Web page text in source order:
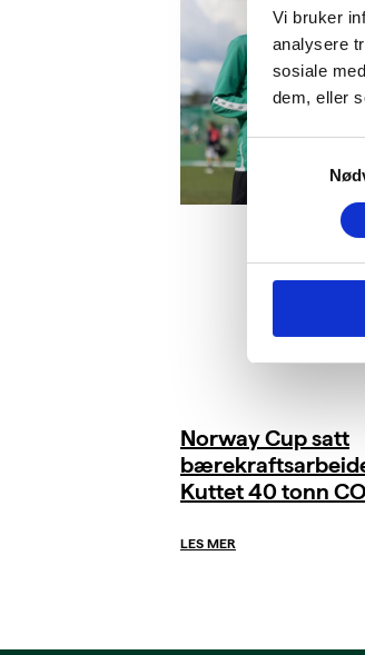
Vi bruker
analysere
sosiale
dem, eller
Samtykkevalg
Norway Cup satt
Kuttet 40 tonn
LES MER